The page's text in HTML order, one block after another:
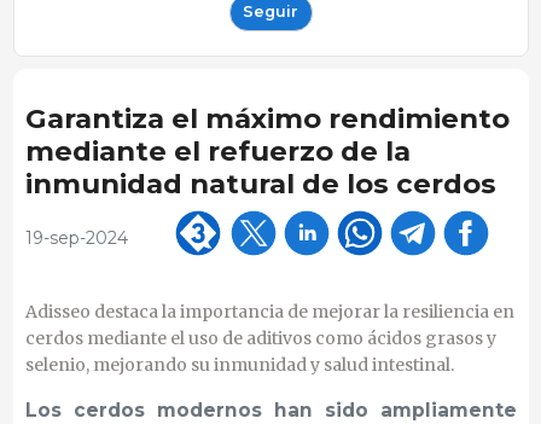
Seguir
Garantiza el máximo rendimiento
mediante el refuerzo de la
inmunidad natural de los cerdos
19-sep-2024
Adisseo destaca la importancia de mejorar la resiliencia en
cerdos mediante el uso de aditivos como ácidos grasos y
selenio, mejorando su inmunidad y salud intestinal.
Los cerdos modernos han sido ampliamente